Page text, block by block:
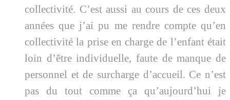
collectivité. C’est aussi au cours de ces deux
années que j’ai pu me rendre compte qu’en
collectivité la prise en charge de l’enfant était
loin d’être individuelle, faute de manque de
personnel et de surcharge d’accueil. Ce n’est
pas du tout comme ça qu’aujourd’hui je